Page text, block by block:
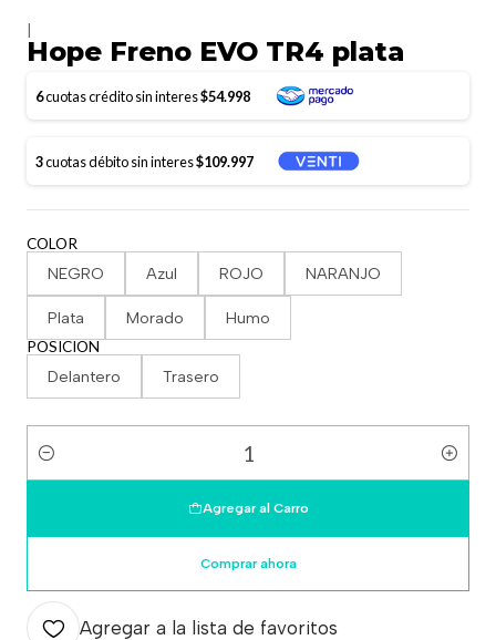
Hope Freno EVO TR4 plata
6cuotas crédito sin interes$54.998
3cuotas débito sin interes$109.997
COLOR
NEGRO Azul ROJO NARANJO
Plata Morado Humo
POSICION
Delantero Trasero
Cantidad
Agregar al Carro
Comprar ahora
Agregar a la lista de favoritos